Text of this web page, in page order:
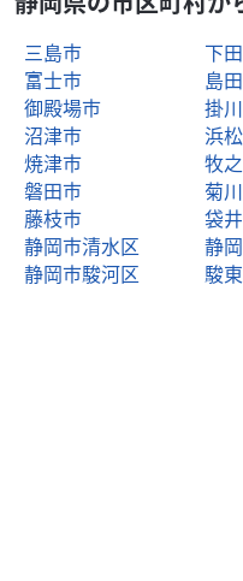
三島市
下
富士市
島
御殿場市
掛
沼津市
浜
焼津市
牧
磐田市
菊
藤枝市
袋
静岡市清水区
静
静岡市駿河区
駿